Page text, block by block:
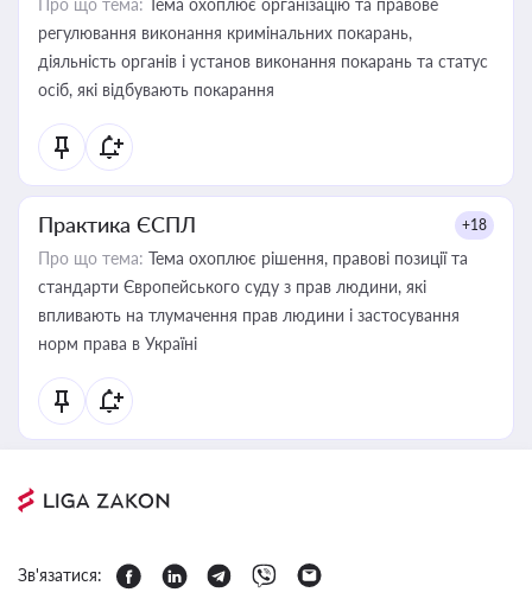
Про що тема: Тема охоплює організацію та правове
регулювання виконання кримінальних покарань,
діяльність органів і установ виконання покарань та статус
осіб, які відбувають покарання
Практика ЄСПЛ +18
Про що тема: Тема охоплює рішення, правові позиції та
стандарти Європейського суду з прав людини, які
впливають на тлумачення прав людини і застосування
норм права в Україні
Зв'язатися: